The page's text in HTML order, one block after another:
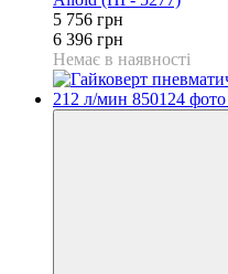
5 756 грн
6 396 грн
Немає в наявності